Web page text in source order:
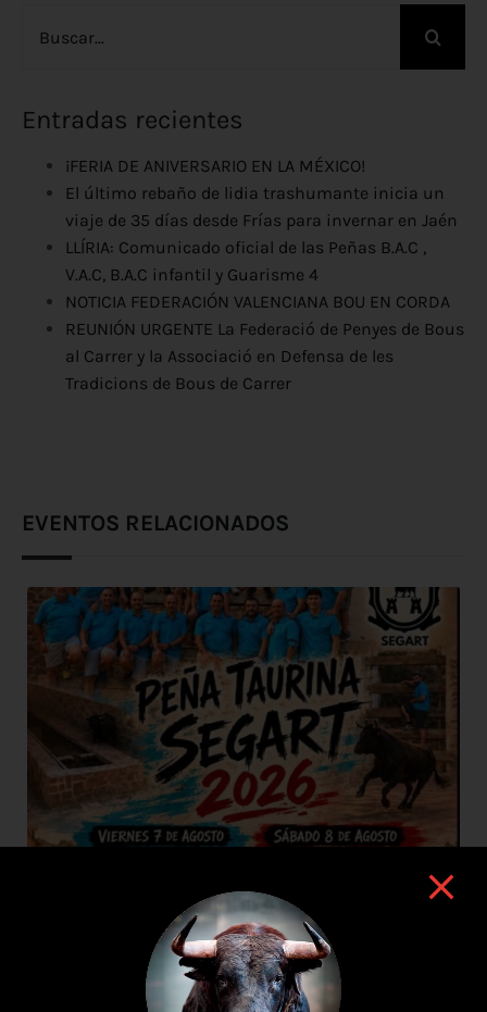
Entradas recientes
¡FERIA DE ANIVERSARIO EN LA MÉXICO!
El último rebaño de lidia trashumante inicia un
viaje de 35 días desde Frías para invernar en Jaén
LLÍRIA: Comunicado oficial de las Peñas B.A.C ,
V.A.C, B.A.C infantil y Guarisme 4
NOTICIA FEDERACIÓN VALENCIANA BOU EN CORDA
REUNIÓN URGENTE La Federació de Penyes de Bous
al Carrer y la Associació en Defensa de les
Tradicions de Bous de Carrer
EVENTOS RELACIONADOS
7 de agosto de 2026